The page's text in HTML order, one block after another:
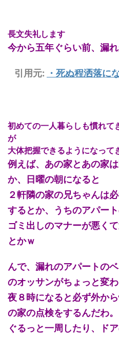
長文失礼します
今から五年ぐらい前、漏
引用元: ・ 死ぬ程洒落に
初めての一人暮らしも慣れて
が
大体把握できるようになって
例えば、あの家とあの家
か、日曜の朝になると
２軒隣の家の兄ちゃんは
するとか、うちのアパー
ゴミ出しのマナーが悪く
とかｗ
んで、漏れのアパートの
のオッサンがちょっと変わ
夜８時になると必ず外か
の家の点検をするんだわ。
ぐるっと一周したり、ド